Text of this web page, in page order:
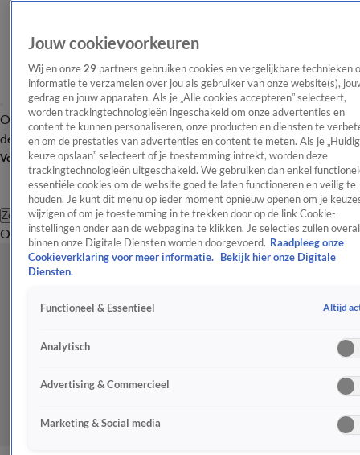
OverzichtAfleveringen Entertainment TV Algemeen
Tip
de redactieNieuwsbrief
Volg Shownieuws
Zoeken
OverzichtEntertainmentSpraakmakendRealityCrimeVideo's
Jouw cookievoorkeuren
Wij en onze 29 partners gebruiken cookies en vergelijkbare technieken
informatie te verzamelen over jou als gebruiker van onze website(s),
gedrag en jouw apparaten. Als je „Alle cookies accepteren” selecteert,
worden trackingtechnologieën ingeschakeld om onze advertenties en
content te kunnen personaliseren, onze producten en diensten te
en om de prestaties van advertenties en content te meten. Als je
keuze opslaan” selecteert of je toestemming intrekt, worden deze
trackingtechnologieën uitgeschakeld. We gebruiken dan enkel
essentiële cookies om de website goed te laten functioneren en veilig te
houden. Je kunt dit menu op ieder moment opnieuw openen om je
wijzigen of om je toestemming in te trekken door op de link Cookie-
instellingen onder aan de webpagina te klikken. Je selecties zullen overal
binnen onze Digitale Diensten worden doorgevoerd. Raadpleeg onze
Cookieverklaring voor meer informatie.
Bekijk hier onze Digitale
Diensten.
Functioneel & Essentieel Altijd
Analytisch
Advertising & Commercieel
Marketing & Social media